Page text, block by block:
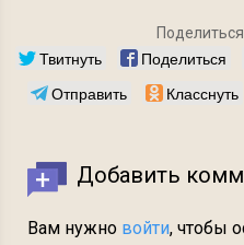
Твитнуть Поделиться
Отправить
Класснуть
Добавить
Вам нужно войти, чтобы